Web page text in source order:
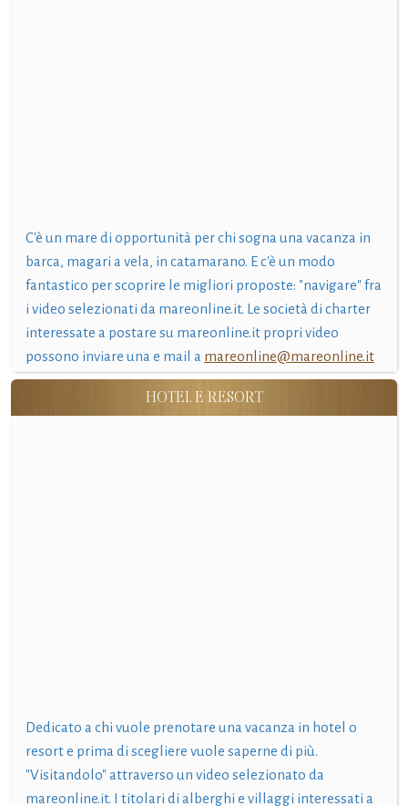
C'è un mare di opportunità per chi sogna una vacanza in
barca, magari a vela, in catamarano. E c'è un modo
fantastico per scoprire le migliori proposte: "navigare" fra
i video selezionati da mareonline.it. Le società di charter
interessate a postare su mareonline.it propri video
possono inviare una e mail a mareonline@mareonline.it
HOTEL E RESORT
Dedicato a chi vuole prenotare una vacanza in hotel o
resort e prima di scegliere vuole saperne di più.
"Visitandolo" attraverso un video selezionato da
mareonline.it. I titolari di alberghi e villaggi interessati a